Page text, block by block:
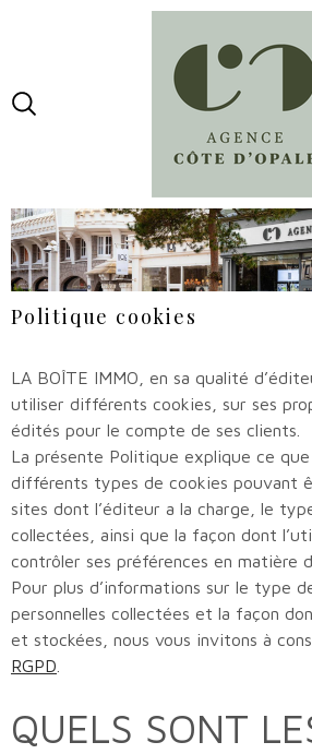
recherche
principal
Politique cookies
LA BOÎTE IMMO, en sa qualité
utiliser différents cookies, sur ses
édités pour le compte de ses clients.
La présente Politique explique ce
différents types de cookies pouvant
sites dont l’éditeur a la charge, le
collectées, ainsi que la façon dont
contrôler ses préférences en matière
Pour plus d’informations sur le type
personnelles collectées et la façon
et stockées, nous vous invitons à
RGPD
QUELS SONT